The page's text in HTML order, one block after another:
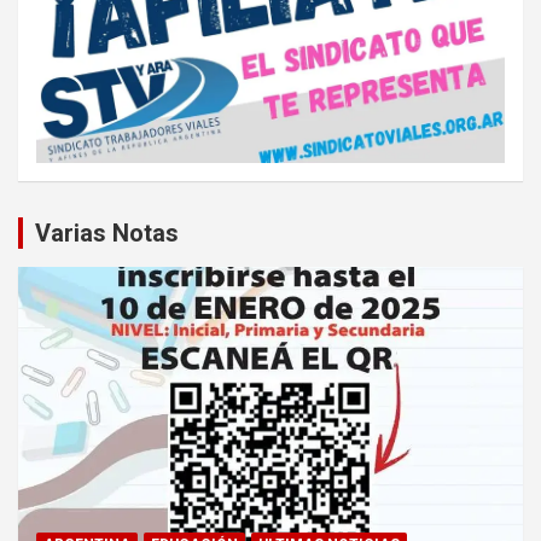
Varias Notas